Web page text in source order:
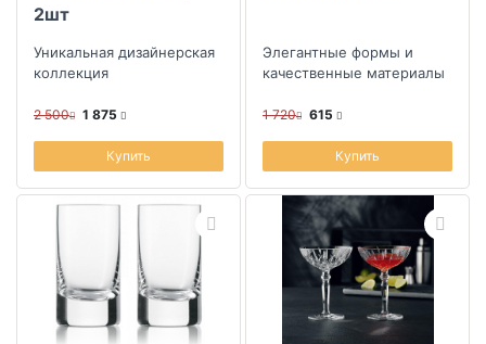
2шт
Уникальная дизайнерская
коллекция
2 500 1 875
Купить
Элегантные формы и
качественные материалы
1 720 615
Купить